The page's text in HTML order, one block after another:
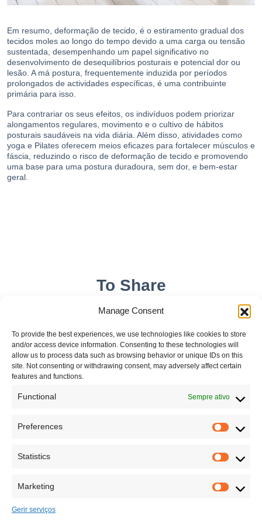
Manage Consent
To provide the best experiences, we use technologies like cookies to store
and/or access device information. Consenting to these technologies will
allow us to process data such as browsing behavior or unique IDs on this
site. Not consenting or withdrawing consent, may adversely affect certain
features and functions.
Functional Sempre ativo
Preferences
Statistics
Marketing
Gerir serviços
Em resumo, deformação de tecido, é o estiramento gradual dos
tecidos moles ao longo do tempo devido a uma carga ou tensão
sustentada, desempenhando um papel significativo no
desenvolvimento de desequilíbrios posturais e potencial dor ou
lesão. A má postura, frequentemente induzida por períodos
prolongados de actividades específicas, é uma contribuinte
primária para isso.
Para contrariar os seus efeitos, os indivíduos podem priorizar
alongamentos regulares, movimento e o cultivo de hábitos
posturais saudáveis na vida diária. Além disso, atividades como
yoga e Pilates oferecem meios eficazes para fortalecer músculos e
fáscia, reduzindo o risco de deformação de tecido e promovendo
uma base para uma postura duradoura, sem dor, e bem-estar
geral.
To Share
Leave your comment